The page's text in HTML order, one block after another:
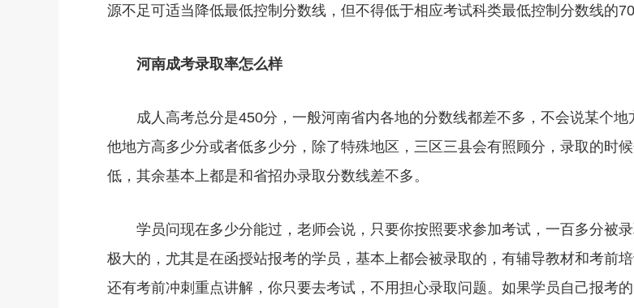
源不足可适当降低最低控制分数线，但不得低于相应考试科类最低控制分数线的
河南成考录取率怎么样
成人高考总分是450分，一般河南省内各地的分数线都差不多，不会说某个地
他地方高多少分或者低多少分，除了特殊地区，三区三县会有照顾分，录取的时
低，其余基本上都是和省招办录取分数线差不多。
学员问现在多少分能过，老师会说，只要你按照要求参加考试，一百多分被
极大的，尤其是在函授站报考的学员，基本上都会被录取的，有辅导教材和考前培
还有考前冲刺重点讲解，你只要去考试，不用担心录取问题。如果学员自己报考